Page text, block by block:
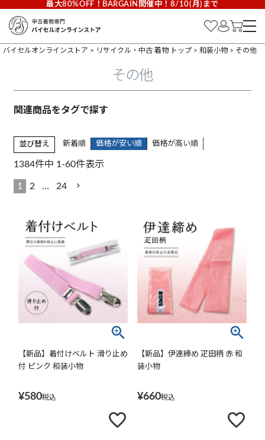
最大80%OFF！BARGAIN開催中！8/10(月)まで
バイセルオンラインストア リサイクル・中古 着物 トップ 和装小物 その他
その他
並び替え 新着順 価格が安い順 価格が高い順
1384件中 1 -60件表示
1 2 … 24
【新品】着付けベルト 滑り止め
付 ピンク 和装小物
¥580税込
【新品】伊達締め 疋田柄 赤 和
装小物
¥660税込